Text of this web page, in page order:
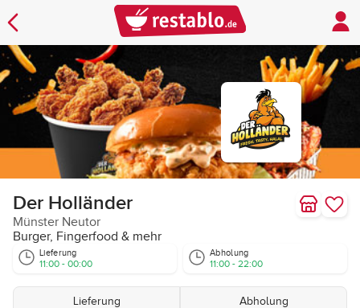
Der Holländer
Münster Neutor
Burger, Fingerfood & mehr
Lieferung
11:00 - 00:00
Abholung
11:00 - 22:00
Lieferung Abholung